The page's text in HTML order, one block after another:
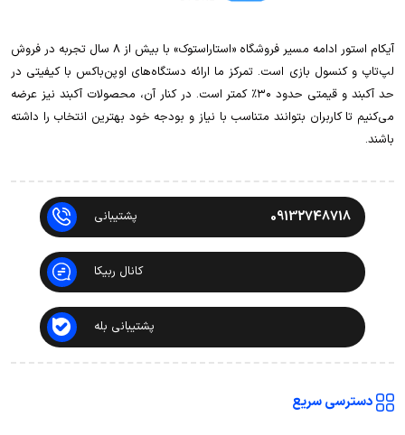
آیکام استور ادامه مسیر فروشگاه «استاراستوک» با بیش از ۸ سال تجربه در فروش
لپ‌تاپ و کنسول بازی است. تمرکز ما ارائه دستگاه‌های اوپن‌باکس با کیفیتی در
حد آکبند و قیمتی حدود ۳۰٪ کمتر است. در کنار آن، محصولات آکبند نیز عرضه
می‌کنیم تا کاربران بتوانند متناسب با نیاز و بودجه خود بهترین انتخاب را داشته
باشند.
09132748718 پشتیبانی
کانال ربیکا
پشتیبانی بله
دسترسی سریع